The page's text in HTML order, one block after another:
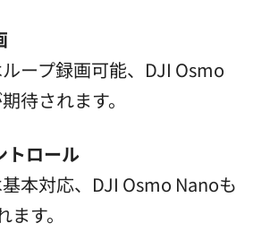
ープ録画可能、DJI Osmo
待されます。
トロール
本対応、DJI Osmo Nanoも
す。